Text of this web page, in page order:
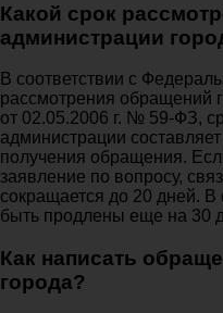
Какой срок
администрации
В соответствии с
рассмотрения обращений
от 02.05.2006 г. № 59-ФЗ,
администрации
получения обращения.
заявление по вопросу,
сокращается до 20 дней.
быть продлены еще на 30
Как написать
города?